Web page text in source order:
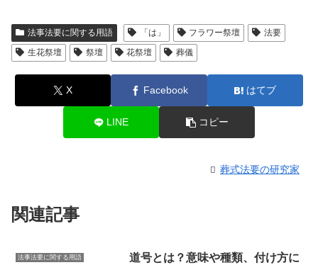
法事法要に関する用語 「は」 フラワー祭壇
法要
生花祭壇
祭壇 花祭壇 葬儀
X Facebook はてブ
LINE コピー
葬式法要の研究家
関連記事
法事法要に関する用語
道号とは？意味や種類、付け方に